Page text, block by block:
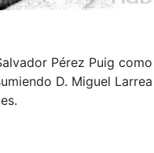
Pérez Puig como
D. Miguel Larrea